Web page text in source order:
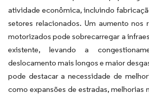
atividade econômica, incluindo
setores relacionados. Um aumento nos
motorizados pode sobrecarregar a
existente, levando a
deslocamento mais longos e maior
pode destacar a necessidade de
como expansões de estradas, melhorias